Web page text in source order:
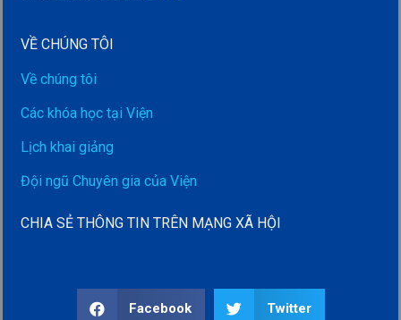
VỀ CHÚNG TÔI
Về chúng tôi
Các khóa học tại Viện
Lịch khai giảng
Đội ngũ Chuyên gia của Viện
CHIA SẺ THÔNG TIN TRÊN MẠNG XÃ HỘI
Facebook Twitter